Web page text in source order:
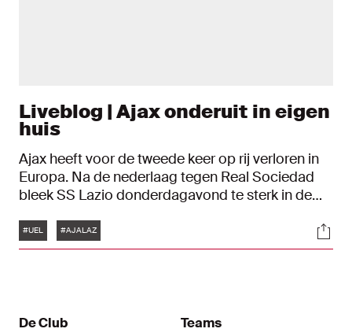
Liveblog | Ajax onderuit in eigen
huis
Ajax heeft voor de tweede keer op rij verloren in
Europa. Na de nederlaag tegen Real Sociedad
bleek SS Lazio donderdagavond te sterk in de
alles terug over het duel in de UEFA Europa
League.
Tags
#UEL #AJALAZ
De Club
Teams